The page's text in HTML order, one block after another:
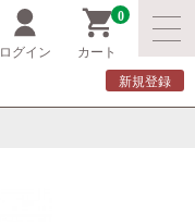
ログイン
0
カート
新規登録